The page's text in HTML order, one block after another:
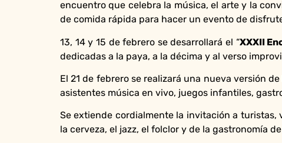
encuentro que celebra la música, el arte y la
de comida rápida para hacer un evento de
13, 14 y 15 de febrero se desarrollará el “XXXII
dedicadas a la paya, a la décima y al verso
El 21 de febrero se realizará una nueva versión de
asistentes música en vivo, juegos infantiles,
Se extiende cordialmente la invitación a turistas,
la cerveza, el jazz, el folclor y de la gastronomía